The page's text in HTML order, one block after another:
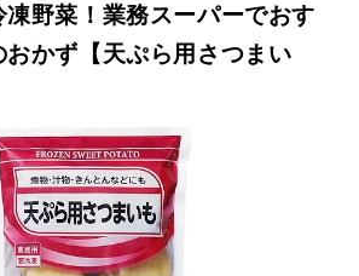
野菜！業務スーパーでおす
かず【天ぷら用さつまい